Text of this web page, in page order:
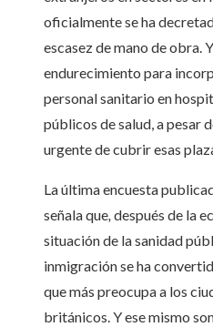
oficialmente se ha
escasez de mano de obra.
endurecimiento para
personal sanitario en
públicos de salud, a pesar
urgente de cubrir esas
La última encuesta
señala que, después de la
situación de la sanidad
inmigración se ha
que más preocupa a los
británicos. Y ese mismo